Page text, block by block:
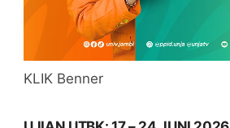
KLIK Benner